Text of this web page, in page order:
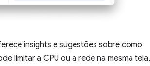
insights e sugestões sobre como
limitar a CPU ou a rede na mesma tela,